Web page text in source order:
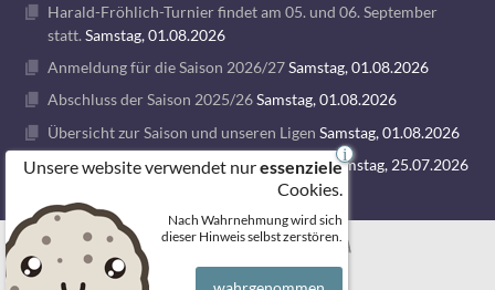
Harald-Fröhlich-Turnier findet am 05. und 06. September
statt. Samstag, 01.08.2026
Anmeldung für die Saison 2026/27Samstag, 01.08.2026
Abschluss der Saison 2025/26Samstag, 01.08.2026
Übersicht zur Saison und unseren Ligen Samstag, 01.08.2026
1. VOLLEY GODS SUMMER CAMP 2026 Samstag, 25.07.2026
© 2026 FREIZEITVOLLEYBALL BERLIN
Unsere website verwendet nuressenziele
Cookies.
Nach Wahrnehmung wird sich
dieser Hinweis selbst zerstören.
i